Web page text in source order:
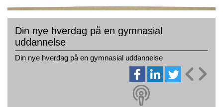
Din nye hverdag på en gymnasial
uddannelse
Din nye hverdag på en gymnasial uddannelse